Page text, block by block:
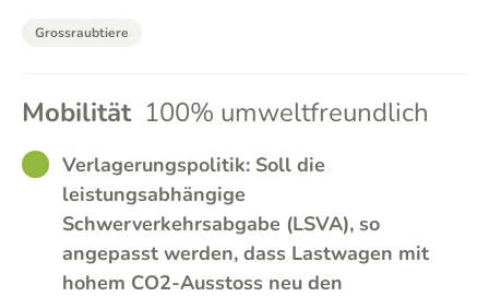
Grossraubtiere
Mobilität 100% umweltfreundlich
GOODVerlagerungspolitik: Soll die
leistungsabhängige
Schwerverkehrsabgabe (LSVA), so
angepasst werden, dass Lastwagen mit
hohem CO2-Ausstoss neu den